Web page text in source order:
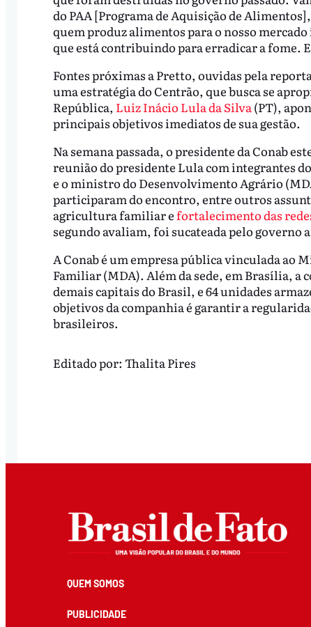
do PAA [Programa de Aquisição de
quem produz alimentos para o nosso
que está contribuindo para erradicar a fome.
Fontes próximas a Pretto, ouvidas pela
uma estratégia do Centrão, que busca se
República, Luiz Inácio Lula da Silva(PT),
principais objetivos imediatos de sua gestão.
Na semana passada, o presidente da Conab
reunião do presidente Lula com integrantes
e o ministro do Desenvolvimento Agrário
participaram do encontro, entre outros
agricultura familiar e fortalecimento das
segundo avaliam, foi sucateada pelo governo
A Conab é um empresa pública vinculada
Familiar (MDA). Além da sede, em Brasília, a
demais capitais do Brasil, e 64 unidades
objetivos da companhia é garantir a
brasileiros.
Editado por: Thalita Pires
QUEM SOMOS
PUBLICIDADE